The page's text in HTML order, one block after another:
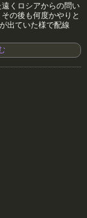
くロシアからの問い
の後も何度かやりと
出ていた様で配線